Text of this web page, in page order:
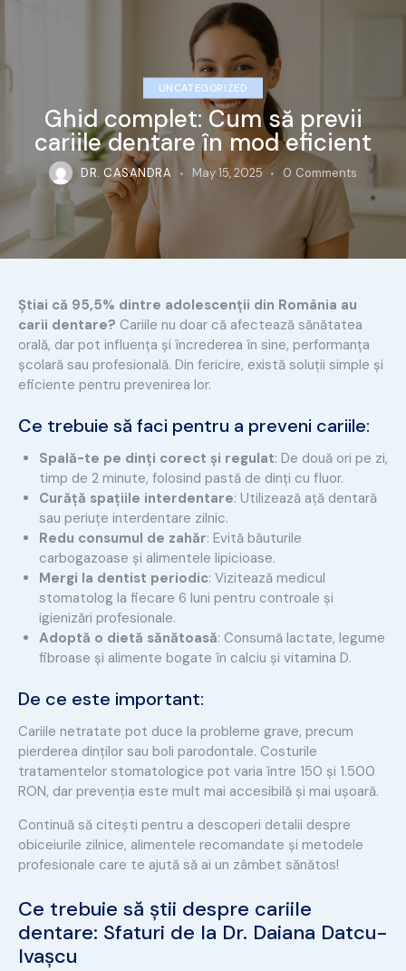
UNCATEGORIZED
Ghid complet: Cum să previi
cariile dentare în mod eficient
DR. CASANDRA May 15, 2025 0 Comments
Știai că 95,5% dintre adolescenții din România au
carii dentare? Cariile nu doar că afectează sănătatea
orală, dar pot influența și încrederea în sine, performanța
școlară sau profesională. Din fericire, există soluții simple și
eficiente pentru prevenirea lor.
Ce trebuie să faci pentru a preveni cariile:
Spală-te pe dinți corect și regulat: De două ori pe zi,
timp de 2 minute, folosind pastă de dinți cu fluor.
Curăță spațiile interdentare: Utilizează ață dentară
sau periuțe interdentare zilnic.
Redu consumul de zahăr: Evită băuturile
carbogazoase și alimentele lipicioase.
Mergi la dentist periodic: Vizitează medicul
stomatolog la fiecare 6 luni pentru controale și
igienizări profesionale.
Adoptă o dietă sănătoasă: Consumă lactate, legume
fibroase și alimente bogate în calciu și vitamina D.
De ce este important:
Cariile netratate pot duce la probleme grave, precum
pierderea dinților sau boli parodontale. Costurile
tratamentelor stomatologice pot varia între 150 și 1.500
RON, dar prevenția este mult mai accesibilă și mai ușoară.
Continuă să citești pentru a descoperi detalii despre
obiceiurile zilnice, alimentele recomandate și metodele
profesionale care te ajută să ai un zâmbet sănătos!
Ce trebuie să știi despre cariile
dentare: Sfaturi de la Dr. Daiana Datcu-
Ivașcu